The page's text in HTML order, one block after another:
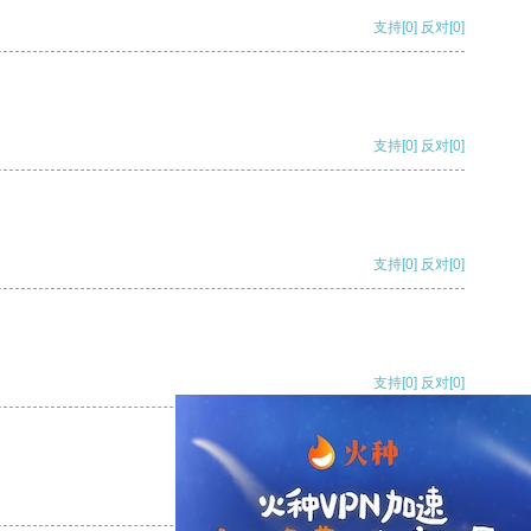
支持[0] 反对[0]
支持[0] 反对[0]
支持[0] 反对[0]
支持[0] 反对[0]
支持[0] 反对